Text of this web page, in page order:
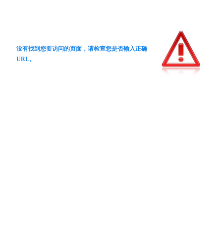
没有找到您要访问的页面，请检查您是否输入正确
URL。